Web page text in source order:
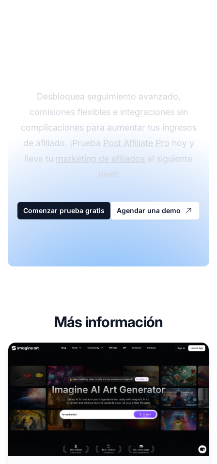
Desbloquea seguimiento avanzado,
comisiones flexibles e integraciones sin
complicaciones para aumentar tus ingresos
de afiliado. ¡Prueba Post Affiliate Pro hoy y
lleva tu marketing de afiliados al siguiente
nivel!
Comenzar prueba gratis Agendar una demo
Más información
Programa de Afiliados de Imagine AI